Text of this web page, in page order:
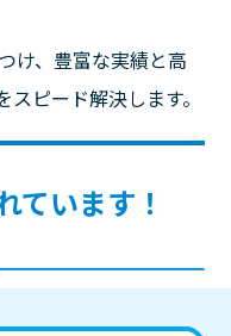
け、豊富な実績と高
ピード解決します。
ています！